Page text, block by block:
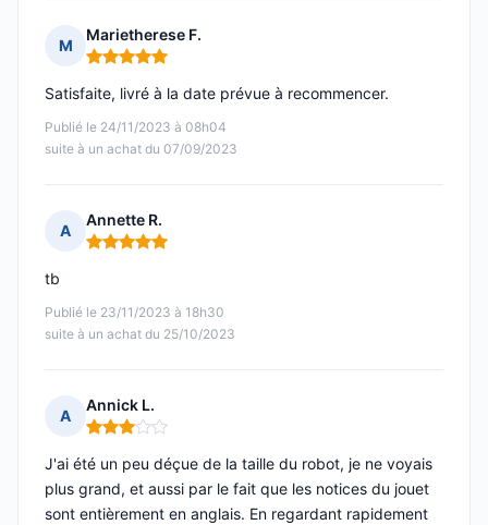
M
Marietherese F.
Note : 5 sur 5
Publié le 24/11/2023 à 08h04
suite à un achat du 07/09/2023
Satisfaite, livré à la date prévue à recommencer.
A
Annette R.
Note : 5 sur 5
Publié le 23/11/2023 à 18h30
suite à un achat du 25/10/2023
tb
A
Annick L.
Note : 3 sur 5
J'ai été un peu déçue de la taille du robot, je ne voyais
plus grand, et aussi par le fait que les notices du jouet
sont entièrement en anglais. En regardant rapidement